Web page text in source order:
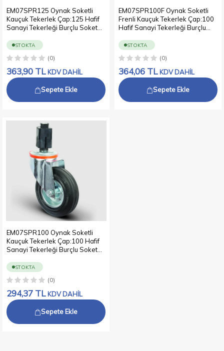
EM07SPR125 Oynak Soketli
Kauçuk Tekerlek Çap:125 Hafif
Sanayi Tekerleği Burçlu Soket
Kauçuk Kaplamalı
STOKTA
(0)
363,90 TL KDV DAHİL
Sepete Ekle
EM07SPR100F Oynak Soketli
Frenli Kauçuk Tekerlek Çap:100
Hafif Sanayi Tekerleği Burçlu
Üzeri Kauçuk Kaplamalı
STOKTA
(0)
364,06 TL KDV DAHİL
Sepete Ekle
EM07SPR100 Oynak Soketli
Kauçuk Tekerlek Çap:100 Hafif
Sanayi Tekerleği Burçlu Soket
Kauçuk Kaplamalı
STOKTA
(0)
294,37 TL KDV DAHİL
Sepete Ekle